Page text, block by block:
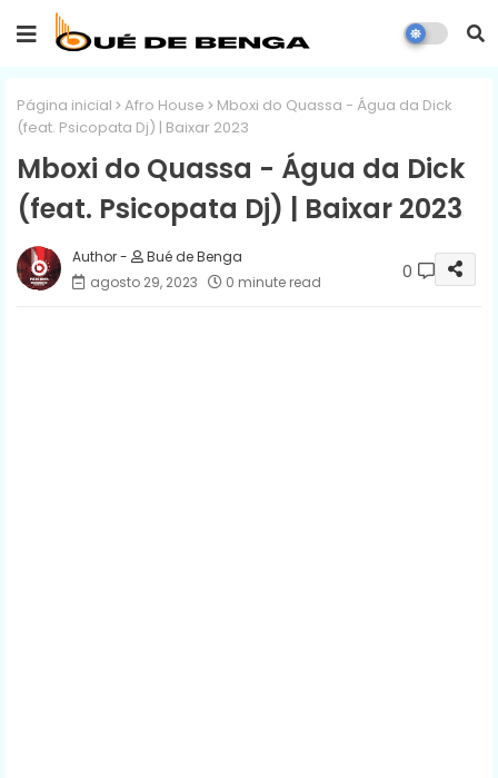
Página inicial Afro House
Mboxi do Quassa - Água da Dick
(feat. Psicopata Dj) | Baixar 2023
Mboxi do Quassa - Água da Dick
(feat. Psicopata Dj) | Baixar 2023
Bué de Benga
agosto 29, 2023
0 minute read 0